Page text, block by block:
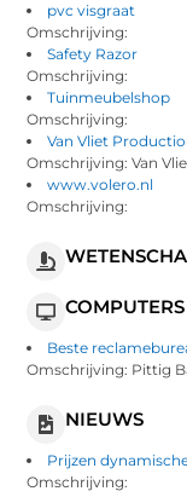
pvc visgraat
Omschrijving:
Safety Razor
Omschrijving:
Tuinmeubelshop
Omschrijving:
Van Vliet
Omschrijving: Van
www.volero.nl
Omschrijving:
COMPUTERS
Beste
Omschrijving: Pittig
NIEUWS
Prijzen
Omschrijving: